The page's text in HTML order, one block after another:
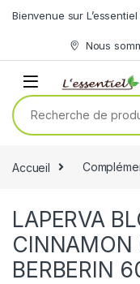
Skip to navigation
Bienvenue sur
Nous
Recherche pour :
Accueil
LAPERVA
CINNAMON
BERBERIN